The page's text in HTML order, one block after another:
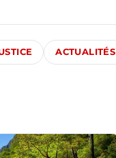
ACTUALITÉS